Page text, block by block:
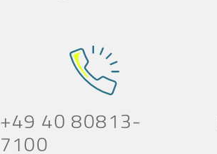
+49 40 80813-
7100